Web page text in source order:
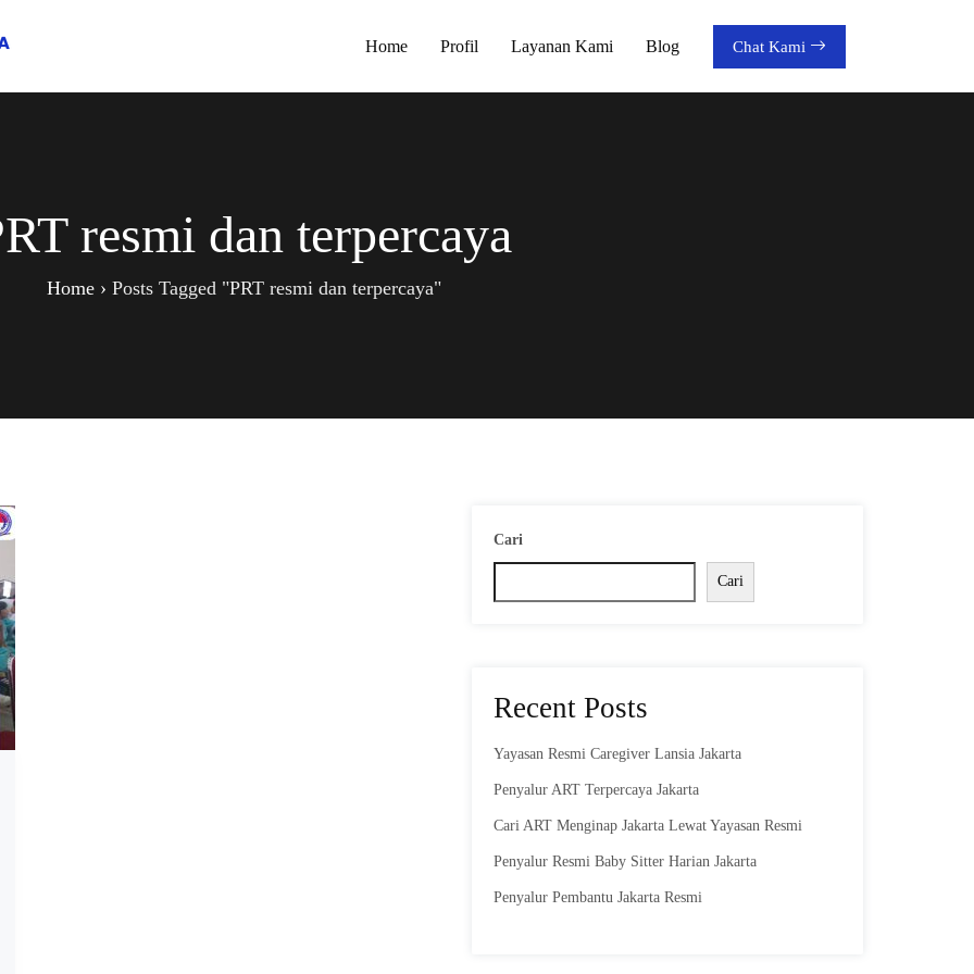
Home Profil Layanan Kami Blog Chat Kami
resmi dan terpercaya
Home› Posts Tagged "PRT resmi dan terpercaya"
Cari
Cari
Recent Posts
Yayasan Resmi Caregiver Lansia Jakarta
Penyalur ART Terpercaya Jakarta
Cari ART Menginap Jakarta Lewat Yayasan Resmi
Penyalur Resmi Baby Sitter Harian Jakarta
Penyalur Pembantu Jakarta Resmi